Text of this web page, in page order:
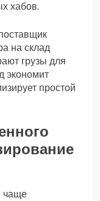
хабов.
на склад
грузы для
экономит
простой
чаще